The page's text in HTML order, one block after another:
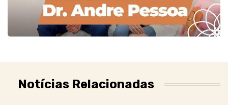
Notícias Relacionadas